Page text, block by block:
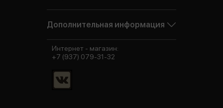
Дополнительная информация
Интернет - магазин:
+7 (937) 079-31-32